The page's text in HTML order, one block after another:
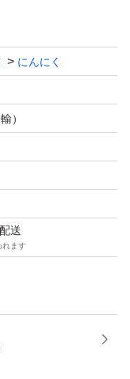
別代をプラスさせ
ょう★
販売しております
_)m
送をご希望の方
応させていただき
にんにく
）
送
れます